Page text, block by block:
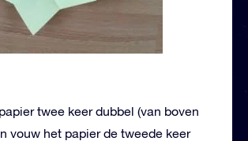
twee keer dubbel (van boven
vouw het papier de tweede keer